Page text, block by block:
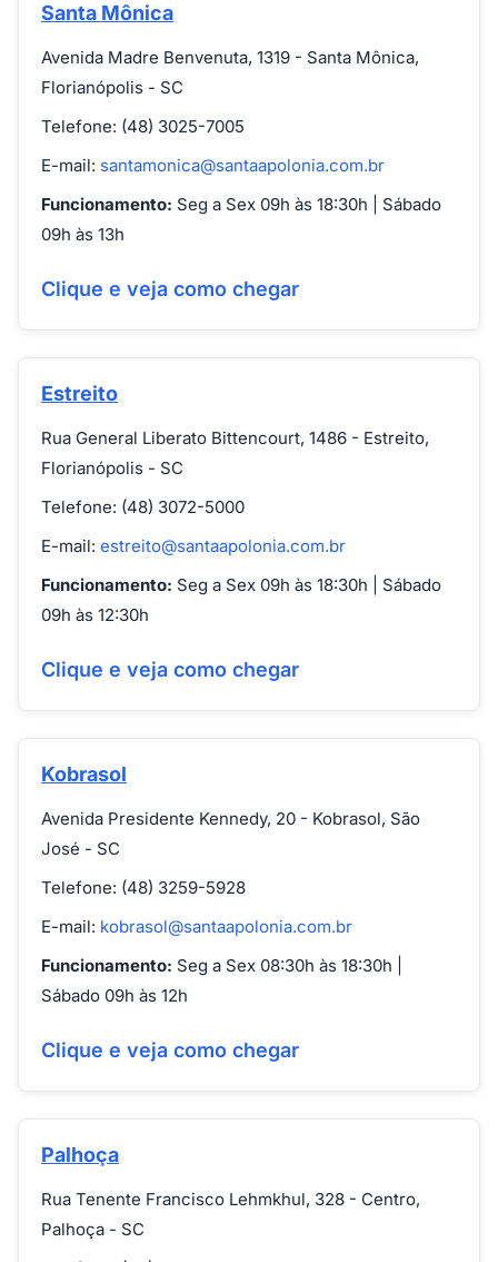
Santa Mônica
Avenida Madre Benvenuta, 1319 - Santa Mônica,
Florianópolis - SC
Telefone: (48) 3025-7005
E-mail: santamonica@santaapolonia.com.br
Funcionamento: Seg a Sex 09h às 18:30h | Sábado
09h às 13h
Clique e veja como chegar
Estreito
Rua General Liberato Bittencourt, 1486 - Estreito,
Florianópolis - SC
Telefone: (48) 3072-5000
E-mail: estreito@santaapolonia.com.br
Funcionamento: Seg a Sex 09h às 18:30h | Sábado
09h às 12:30h
Clique e veja como chegar
Kobrasol
Avenida Presidente Kennedy, 20 - Kobrasol, São
José - SC
Telefone: (48) 3259-5928
E-mail: kobrasol@santaapolonia.com.br
Funcionamento: Seg a Sex 08:30h às 18:30h |
Sábado 09h às 12h
Clique e veja como chegar
Palhoça
Rua Tenente Francisco Lehmkhul, 328 - Centro,
Palhoça - SC